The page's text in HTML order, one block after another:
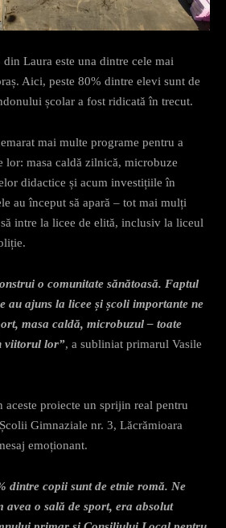
Laura este una dintre cele mai
Aici, peste 80% dintre elevi sunt de
școlar a fost ridicată în trecut.
mai multe programe pentru a
masa caldă zilnică, microbuze
didactice și acum investițiile în
au început să apară – tot mai mulți
intre la licee de elită, inclusiv la liceul
o comunitate sănătoasă. Faptul
au ajuns la licee și școli importante ne
masa caldă, microbuzul – toate
viitorul lor”, a subliniat primarul Vasile
aceste proiecte un sprijin real pentru
Gimnaziale nr. 3, Lăcrămioara
emoționant.
dintre copii sunt de etnie romă. Ne
avea o sală de sport, era absolut